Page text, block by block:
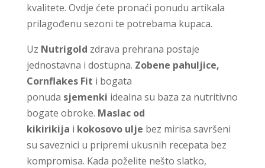
kvalitete. Ovdje ćete pronaći ponudu artikala
prilagođenu sezoni te potrebama kupaca.
Uz Nutrigold zdrava prehrana postaje
jednostavna i dostupna. Zobene pahuljice,
Cornflakes Fit i bogata
ponuda sjemenki idealna su baza za nutritivno
bogate obroke. Maslac od
kikirikija i kokosovo ulje bez mirisa savršeni
su saveznici u pripremi ukusnih recepata bez
kompromisa. Kada poželite nešto slatko,